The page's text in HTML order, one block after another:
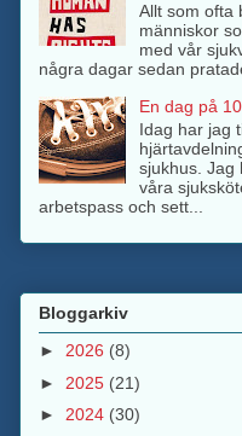
Allt som ofta
människor
med vår
några dagar sedan
En dag på
Idag har jag
sjukhus. Jag
våra
arbetspass och sett...
Bloggarkiv
► 2026 (8)
► 2025 (21)
► 2024 (30)